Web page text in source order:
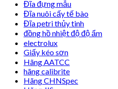
Đĩa đựng mẫu
Đĩa nuôi cấy tế bào
Đĩa petri thủy tinh
đồng hồ nhiệt độ độ ẩm
electrolux
Giấy kéo sơn
Hãng AATCC
hãng calibrite
Hãng CHNSpec